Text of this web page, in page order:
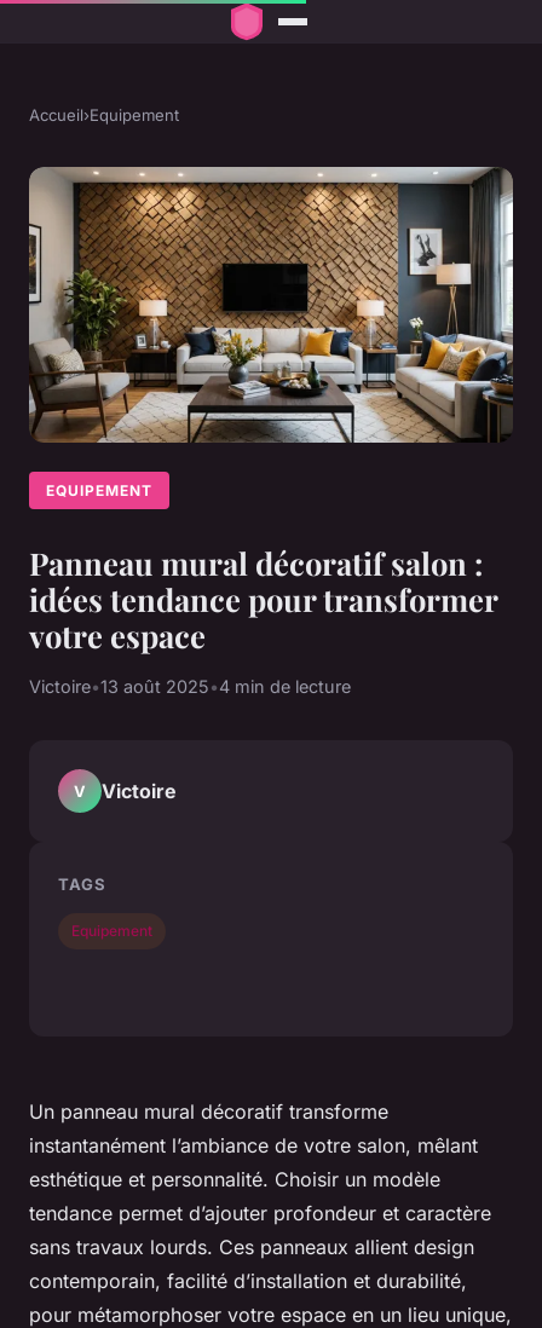
Accueil›Equipement
EQUIPEMENT
Panneau mural décoratif salon :
idées tendance pour transformer
votre espace
Victoire•13 août 2025•4 min de lecture
Un panneau mural décoratif transforme
instantanément l’ambiance de votre salon, mêlant
esthétique et personnalité. Choisir un modèle
tendance permet d’ajouter profondeur et caractère
sans travaux lourds. Ces panneaux allient design
contemporain, facilité d’installation et durabilité,
pour métamorphoser votre espace en un lieu unique,
V Victoire
TAGS
Equipement